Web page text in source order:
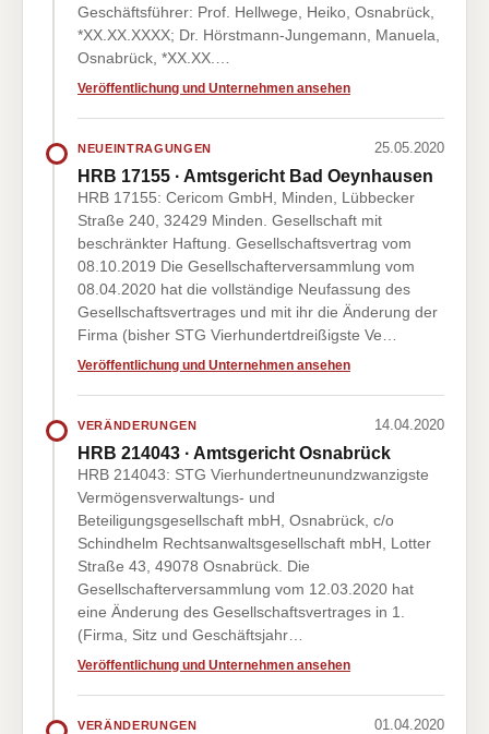
Geschäftsführer: Prof. Hellwege, Heiko, Osnabrück,
*XX.XX.XXXX; Dr. Hörstmann-Jungemann, Manuela,
Osnabrück, *XX.XX.…
Veröffentlichung und Unternehmen ansehen
NEUEINTRAGUNGEN 25.05.2020
HRB 17155 · Amtsgericht Bad Oeynhausen
HRB 17155: Cericom GmbH, Minden, Lübbecker
Straße 240, 32429 Minden. Gesellschaft mit
beschränkter Haftung. Gesellschaftsvertrag vom
08.10.2019 Die Gesellschafterversammlung vom
08.04.2020 hat die vollständige Neufassung des
Gesellschaftsvertrages und mit ihr die Änderung der
Firma (bisher STG Vierhundertdreißigste Ve…
Veröffentlichung und Unternehmen ansehen
VERÄNDERUNGEN 14.04.2020
HRB 214043 · Amtsgericht Osnabrück
HRB 214043: STG Vierhundertneunundzwanzigste
Vermögensverwaltungs- und
Beteiligungsgesellschaft mbH, Osnabrück, c/o
Schindhelm Rechtsanwaltsgesellschaft mbH, Lotter
Straße 43, 49078 Osnabrück. Die
Gesellschafterversammlung vom 12.03.2020 hat
eine Änderung des Gesellschaftsvertrages in 1.
(Firma, Sitz und Geschäftsjahr…
Veröffentlichung und Unternehmen ansehen
VERÄNDERUNGEN 01.04.2020